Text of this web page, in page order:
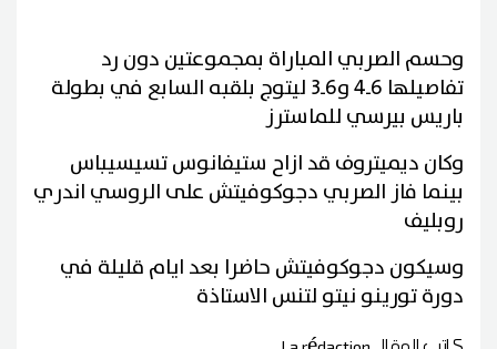
وحسم الصربي المباراة بمجموعتين دون رد
تفاصيلها 6ـ4 و6ـ3 ليتوج بلقبه السابع في بطولة
باريس بيرسي للماسترز
وكان ديميتروف قد ازاح ستيفانوس تسيسيباس
بينما فاز الصربي دجوكوفيتش على الروسي اندري
روبليف
وسيكون دجوكوفيتش حاضرا بعد ايام قليلة في
دورة تورينو نيتو لتنس الاستاذة